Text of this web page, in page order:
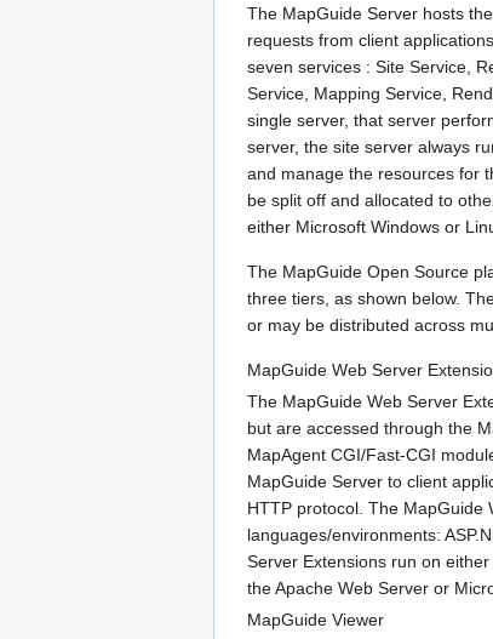
The MapGuide Server hosts
requests from client
seven services : Site Service,
Service, Mapping Service,
single server, that server
server, the site server always
and manage the resources for
be split off and allocated to
either Microsoft Windows or
The MapGuide Open Source
three tiers, as shown below.
or may be distributed across
MapGuide Web Server
The MapGuide Web Server
but are accessed through the
MapAgent CGI/Fast-CGI
MapGuide Server to client
HTTP protocol. The MapGuide
languages/environments:
Server Extensions run on
the Apache Web Server or
MapGuide Viewer